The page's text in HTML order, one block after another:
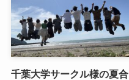
千葉大学サークル様の夏合